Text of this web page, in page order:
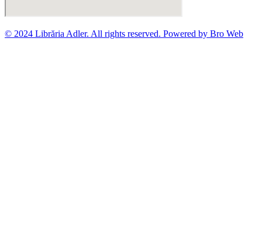
© 2024 Librăria Adler. All rights reserved. Powered by Bro Web